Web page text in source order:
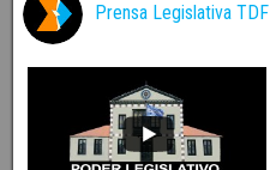
Prensa Legislativa TDF